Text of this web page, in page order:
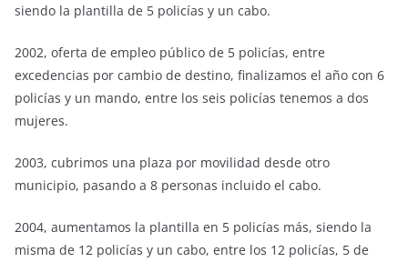
siendo la plantilla de 5 policías y un cabo.
2002, oferta de empleo público de 5 policías, entre
excedencias por cambio de destino, finalizamos el año con 6
policías y un mando, entre los seis policías tenemos a dos
mujeres.
2003, cubrimos una plaza por movilidad desde otro
municipio, pasando a 8 personas incluido el cabo.
2004, aumentamos la plantilla en 5 policías más, siendo la
misma de 12 policías y un cabo, entre los 12 policías, 5 de